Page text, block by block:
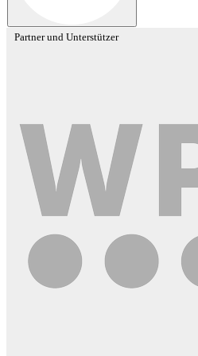
Partner und Unterstützer